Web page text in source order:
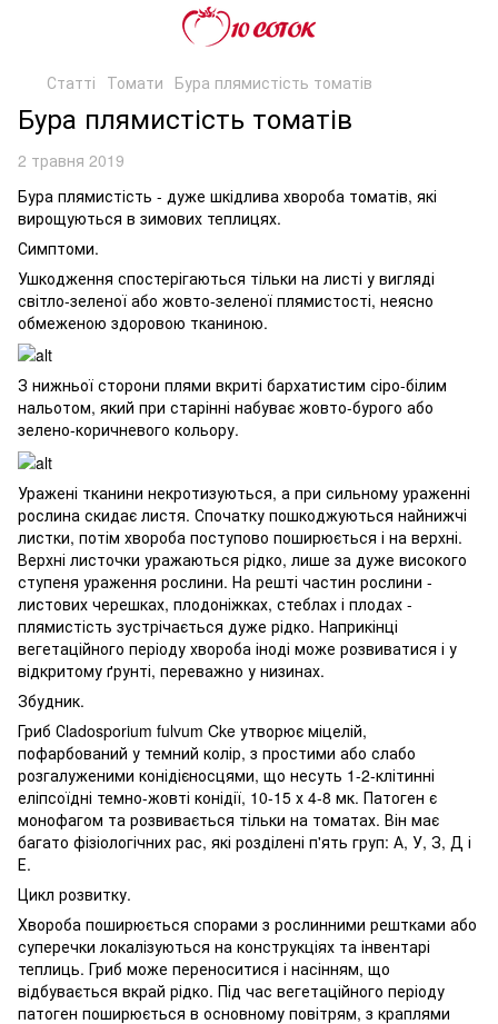
Статті Томати Бура плямистість томатів
Бура плямистість томатів
2 травня 2019
Бура плямистість - дуже шкідлива хвороба томатів, які
вирощуються в зимових теплицях.
Симптоми.
Ушкодження спостерігаються тільки на листі у вигляді
світло-зеленої або жовто-зеленої плямистості, неясно
обмеженою здоровою тканиною.
З нижньої сторони плями вкриті бархатистим сіро-білим
нальотом, який при старінні набуває жовто-бурого або
зелено-коричневого кольору.
Уражені тканини некротизуються, а при сильному ураженні
рослина скидає листя. Спочатку пошкоджуються найнижчі
листки, потім хвороба поступово поширюється і на верхні.
Верхні листочки уражаються рідко, лише за дуже високого
ступеня ураження рослини. На решті частин рослини -
листових черешках, плодоніжках, стеблах і плодах -
плямистість зустрічається дуже рідко. Наприкінці
вегетаційного періоду хвороба іноді може розвиватися і у
відкритому ґрунті, переважно у низинах.
Збудник.
Гриб Сladosporium fulvum Cke утворює міцелій,
пофарбований у темний колір, з простими або слабо
розгалуженими конідієносцями, що несуть 1-2-клітинні
еліпсоїдні темно-жовті конідії, 10-15 х 4-8 мк. Патоген є
монофагом та розвивається тільки на томатах. Він має
багато фізіологічних рас, які розділені п'ять груп: А, У, З, Д і
Е.
Цикл розвитку.
Хвороба поширюється спорами з рослинними рештками або
суперечки локалізуються на конструкціях та інвентарі
теплиць. Гриб може переноситися і насінням, що
відбувається вкрай рідко. Під час вегетаційного періоду
патоген поширюється в основному повітрям, з краплями